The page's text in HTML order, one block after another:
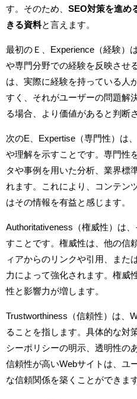
す。そのため、 SEO対策を進め
きる資料と言えます。
最初のＥ、Experience（経験）
や専門分野での経験を反映させ
は、実際に経験を持っている人
すく、それがユーザーの問題解
る場合、より価値があると判断
次のE、Expertise（専門性）は
や理解を示すことです。専門性
タや事例を用いた分析、業界標
れます。これにより、コンテン
はその情報を有益と感じます。
Authoritativeness（権威性）は
すことです。権威性は、他の信
ィアからのリンクや引用、また
力によって強化されます。権威
性と影響力が増します。
Trustworthiness（信頼性）は、
ることを指します。具体的な対
シーポリシーの明示、透明性の
信頼性が高いWebサイトは、ユ
な信頼関係を築くことができます